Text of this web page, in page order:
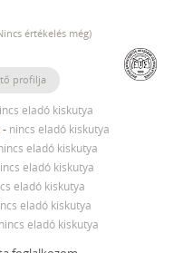
értékelés még)
profilja
eladó kiskutya
- nincs eladó kiskutya
eladó kiskutya
eladó kiskutya
eladó kiskutya
eladó kiskutya
nincs eladó kiskutya